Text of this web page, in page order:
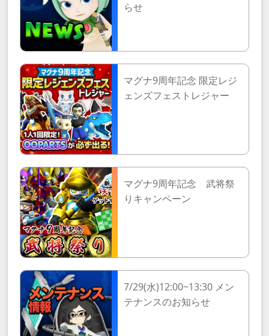
らせ
マグナ9周年記念 限定レジ
ェンズフェストレジャー
マグナ9周年記念 武将祭
りキャンペーン
7/29(水)12:00~13:30 メン
テナンスのお知らせ